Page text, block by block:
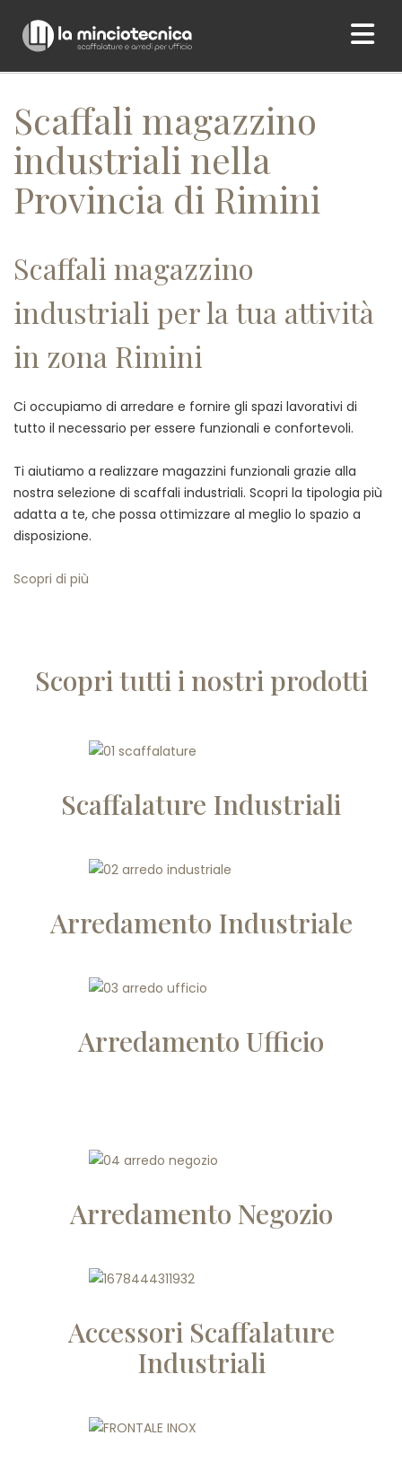
Home/ Scaffali magazzino industriali nella Provincia di Rimini
Scaffali magazzino
industriali nella
Provincia di Rimini
Scaffali magazzino
industriali per la tua attività
in zona Rimini
Ci occupiamo di arredare e fornire gli spazi lavorativi di
tutto il necessario per essere funzionali e confortevoli.
Ti aiutiamo a realizzare magazzini funzionali grazie alla
nostra selezione di scaffali industriali. Scopri la tipologia più
adatta a te, che possa ottimizzare al meglio lo spazio a
disposizione.
Scopri di più
Scopri tutti i nostri prodotti
Scaffalature Industriali
Arredamento Industriale
Arredamento Ufficio
Arredamento Negozio
Accessori Scaffalature
Industriali